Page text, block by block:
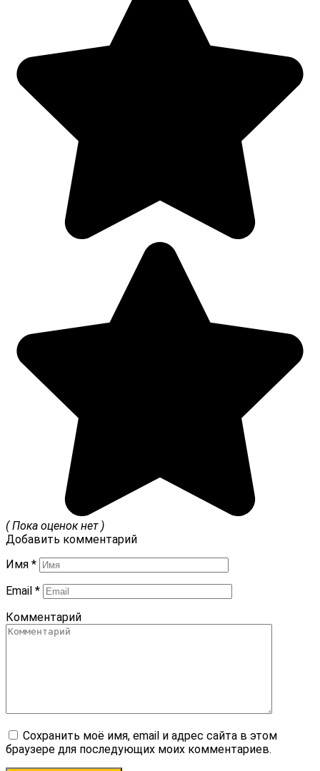
( Пока оценок нет )
Добавить комментарий
Имя *
Email *
Комментарий
Сохранить моё имя, email и адрес сайта в этом
браузере для последующих моих комментариев.